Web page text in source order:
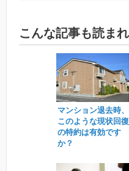
こんな記事も読ま
マンション退去時、
このような現状回復
の特約は有効です
か？